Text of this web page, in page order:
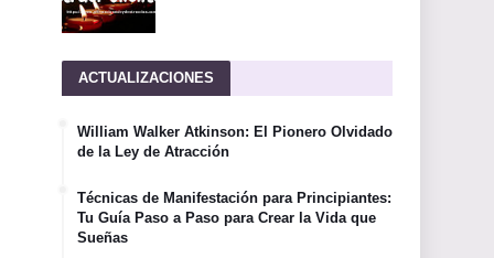
ACTUALIZACIONES
William Walker Atkinson: El Pionero Olvidado
de la Ley de Atracción
Técnicas de Manifestación para Principiantes:
Tu Guía Paso a Paso para Crear la Vida que
Sueñas